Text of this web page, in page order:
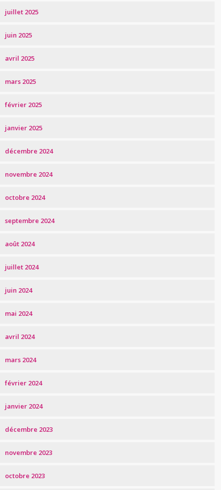
juillet 2025
juin 2025
avril 2025
mars 2025
février 2025
janvier 2025
décembre 2024
novembre 2024
octobre 2024
septembre 2024
août 2024
juillet 2024
juin 2024
mai 2024
avril 2024
mars 2024
février 2024
janvier 2024
décembre 2023
novembre 2023
octobre 2023